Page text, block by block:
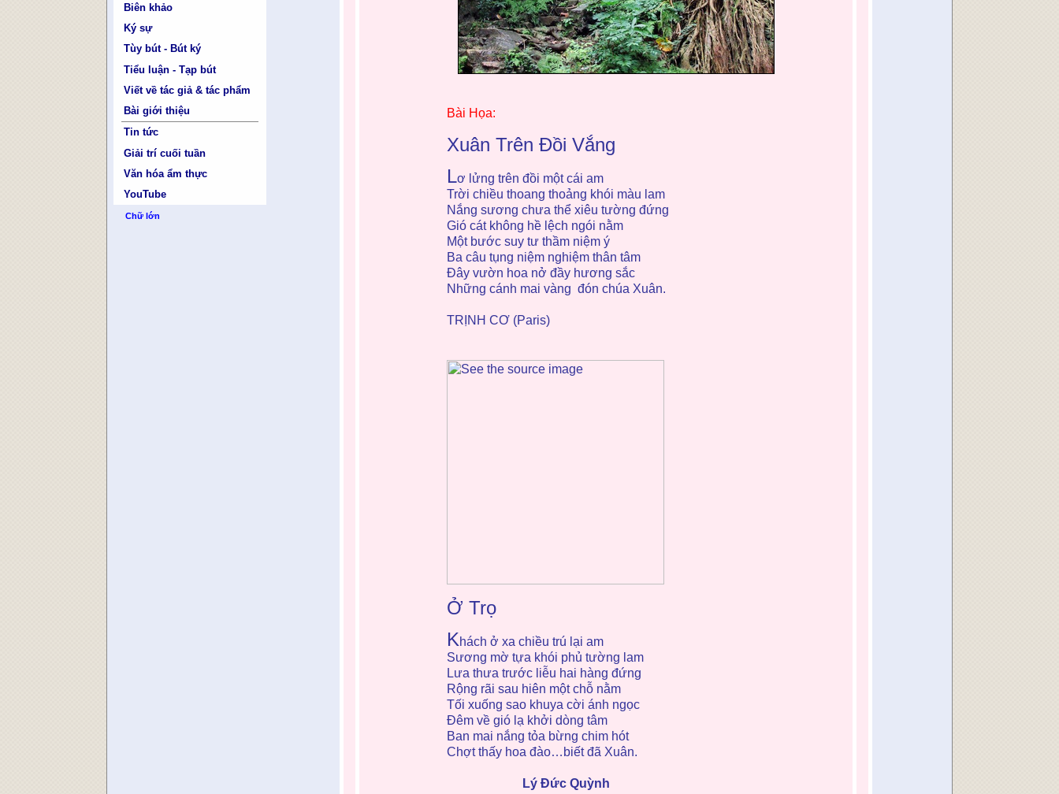
Biên khảo
Ký sự
Tùy bút - Bút ký
Tiểu luận - Tạp bút
Viết về tác giả & tác phẩm
Bài giới thiệu
Tin tức
Giải trí cuối tuần
Văn hóa ẩm thực
YouTube
Chữ lớn
Bài Họa:
Xuân Trên Đồi Vắng
Lơ lửng trên đồi một cái am
Trời chiều thoang thoảng khói màu lam
Nắng sương chưa thể xiêu tường đứng
Gió cát không hề lệch ngói nằm
Một bước suy tư thầm niệm ý
Ba câu tụng niệm nghiệm thân tâm
Đây vườn hoa nở đầy hương sắc
Những cánh mai vàng đón chúa Xuân.
TRỊNH CƠ (Paris)
Ở Trọ
Khách ở xa chiều trú lại am
Sương mờ tựa khói phủ tường lam
Lưa thưa trước liễu hai hàng đứng
Rộng rãi sau hiên một chỗ nằm
Tối xuống sao khuya cời ánh ngọc
Đêm về gió lạ khởi dòng tâm
Ban mai nắng tỏa bừng chim hót
Chợt thấy hoa đào…biết đã Xuân.
Lý Đức Quỳnh